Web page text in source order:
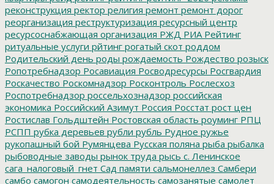
реконструкция ректор религия ремонт ремонт дорог
реорганизация реструктуризация ресурсный центр
ресурсоснабжающая организация РЖД РИА Рейтинг
ритуальные услуги рйтинг рогатый скот роддом
Родительский день роды рождаемость Рождество розыск
Ропотребнадзор Росавиация Росводресурсы Росгвардия
Роскачество Роскомнадзор Росконтроль Рослесхоз
Роспотребнадзор россельхознадзор российская
экономика Российский Азимут Россия Росстат рост цен
Ростислав Гольдштейн Ростовская область роуминг РПЦ
РСПП рубка деревьев рубли рубль Рудное ружье
рукопашный бой Румянцева Русская поляна рыба рыбалка
рыбоводные заводы рынок труда рысь с. Ленинское
сага_налоговый_гнет Сад памяти сальмонеллез Самбери
самбо самогон самодеятельность самозанятые самолет